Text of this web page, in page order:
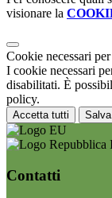
visionare la
Cookie necessari
I cookie necessari
disabilitati. È
policy.
Accetta tutti
Contatti